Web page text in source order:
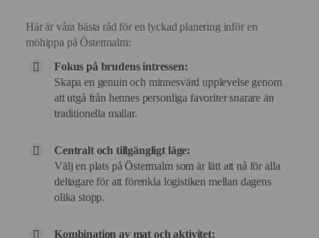
Här är våra bästa råd för en lyckad planering inför en
möhippa på Östermalm:
Fokus på brudens intressen:
Skapa en genuin och minnesvärd upplevelse genom
att utgå från hennes personliga favoriter snarare än
traditionella mallar.
Centralt och tillgängligt läge:
Välj en plats på Östermalm som är lätt att nå för alla
deltagare för att förenkla logistiken mellan dagens
olika stopp.
Kombination av mat och aktivitet: